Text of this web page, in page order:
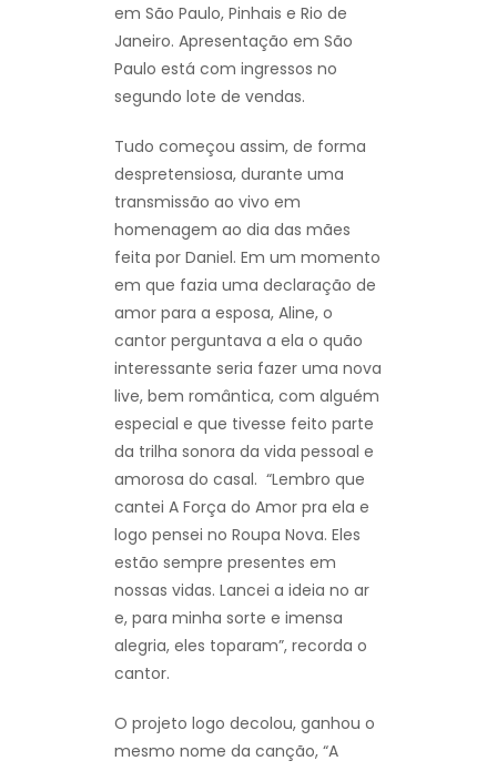
em São Paulo, Pinhais e Rio de
Janeiro. Apresentação em São
Paulo está com ingressos no
segundo lote de vendas.
Tudo começou assim, de forma
despretensiosa, durante uma
transmissão ao vivo em
homenagem ao dia das mães
feita por Daniel. Em um momento
em que fazia uma declaração de
amor para a esposa, Aline, o
cantor perguntava a ela o quão
interessante seria fazer uma nova
live, bem romântica, com alguém
especial e que tivesse feito parte
da trilha sonora da vida pessoal e
amorosa do casal. “Lembro que
cantei A Força do Amor pra ela e
logo pensei no Roupa Nova. Eles
estão sempre presentes em
nossas vidas. Lancei a ideia no ar
e, para minha sorte e imensa
alegria, eles toparam”, recorda o
cantor.
O projeto logo decolou, ganhou o
mesmo nome da canção, “A